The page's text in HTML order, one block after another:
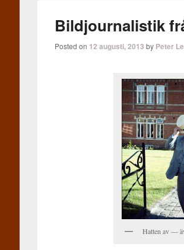
Bildjournalistik
Posted on 12 augusti, 2013 by Peter
Hat­ten av —